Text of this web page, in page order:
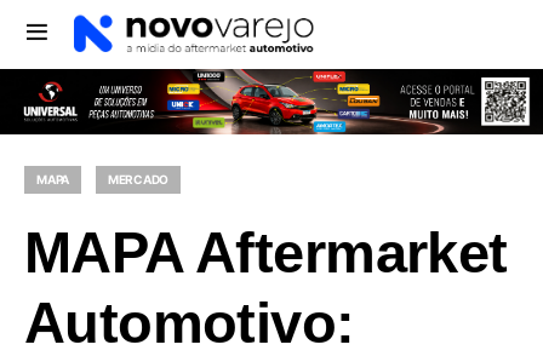
MAPA MERCADO
MAPA Aftermarket
Automotivo: